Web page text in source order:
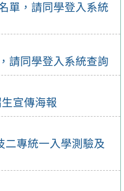
單，請同學登入系統
請同學登入系統查詢
宣傳海報
二專統一入學測驗及